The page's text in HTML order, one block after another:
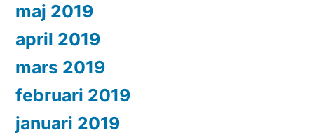
maj 2019
april 2019
mars 2019
februari 2019
januari 2019